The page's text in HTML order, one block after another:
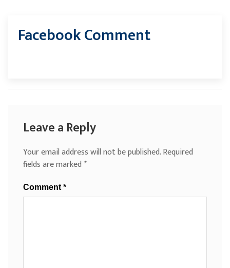
Facebook Comment
Leave a Reply
Your email address will not be published.Required
fields are marked*
Comment *